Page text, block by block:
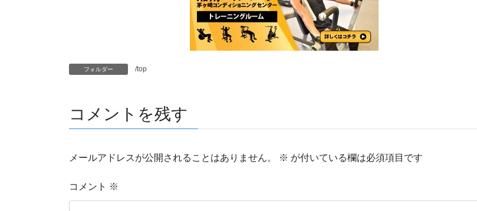
フォルダー /top
コメントを残す
メールアドレスが公開されることはありません。 ※ が付いている欄は必須項目です
コメント ※